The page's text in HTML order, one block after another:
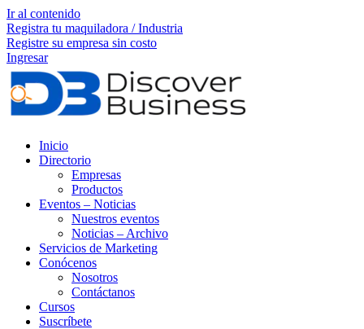
Ir al contenido
Registra tu maquiladora / Industria
Registre su empresa sin costo
Ingresar
Inicio
Directorio
Empresas
Productos
Eventos – Noticias
Nuestros eventos
Noticias – Archivo
Servicios de Marketing
Conócenos
Nosotros
Contáctanos
Cursos
Suscríbete